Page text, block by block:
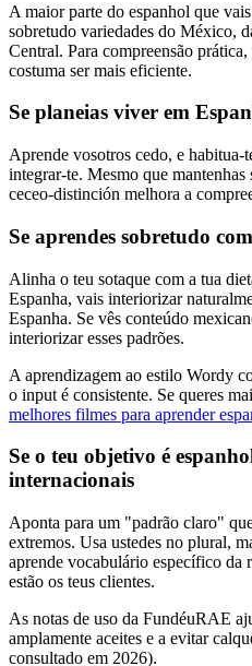
A maior parte do espanhol que
sobretudo variedades do México,
Central. Para compreensão
costuma ser mais eficiente.
Se planeias viver em
Aprende vosotros cedo, e habitua-
integrar-te. Mesmo que mantenhas
ceceo-distinción melhora a
Se aprendes sobretudo
Alinha o teu sotaque com a tua
Espanha, vais interiorizar
Espanha. Se vês conteúdo
interiorizar esses padrões.
A aprendizagem ao estilo Wordy
o input é consistente. Se queres
melhores filmes para aprender
Se o teu objetivo é
internacionais
Aponta para um "padrão claro"
extremos. Usa ustedes no plural,
aprende vocabulário específico da
estão os teus clientes.
As notas de uso da FundéuRAE
amplamente aceites e a evitar
consultado em 2026).